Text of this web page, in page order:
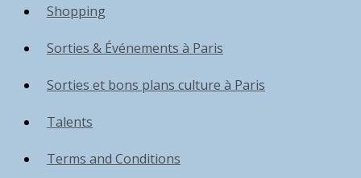
Shopping
Sorties & Événements à Paris
Sorties et bons plans culture à Paris
Talents
Terms and Conditions